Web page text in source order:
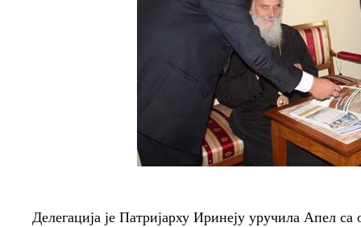
Делегација је Патријарху Иринеју уручила Апел